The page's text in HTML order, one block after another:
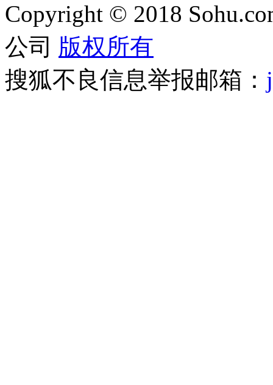
Copyright © 2018
公司 版权所有
搜狐不良信息举报邮箱：